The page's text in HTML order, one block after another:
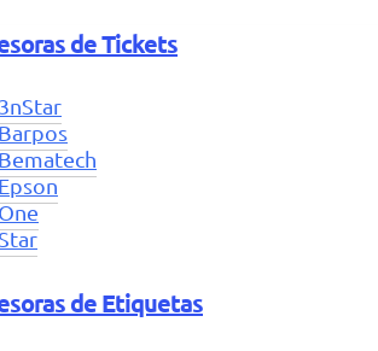
de Tickets
3nStar
de Etiquetas